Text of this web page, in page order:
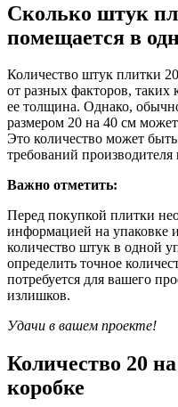
Сколько штук
помещается в
Количество штук плитки
от разных факторов, таких
ее толщина. Однако,
размером 20 на 40 см
Это количество может
требований производителя
Важно отметить:
Перед покупкой плитки
информацией на упаковке
количество штук в одной
определить точное
потребуется для вашего
излишков.
Удачи в вашем проекте!
Количество 20
коробке